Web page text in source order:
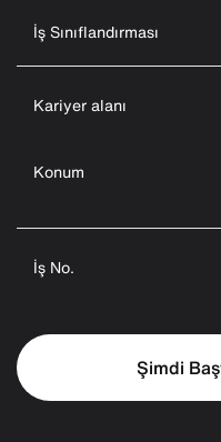
İş Sınıflandırması
Kariyer alanı
Konum
İş No.
Şimdi